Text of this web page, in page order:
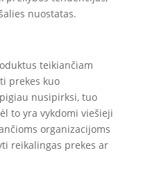
nuostatas.
teikiančiam
prekes kuo
nusipirksi, tuo
to yra vykdomi viešieji
organizacijoms
reikalingas prekes ar